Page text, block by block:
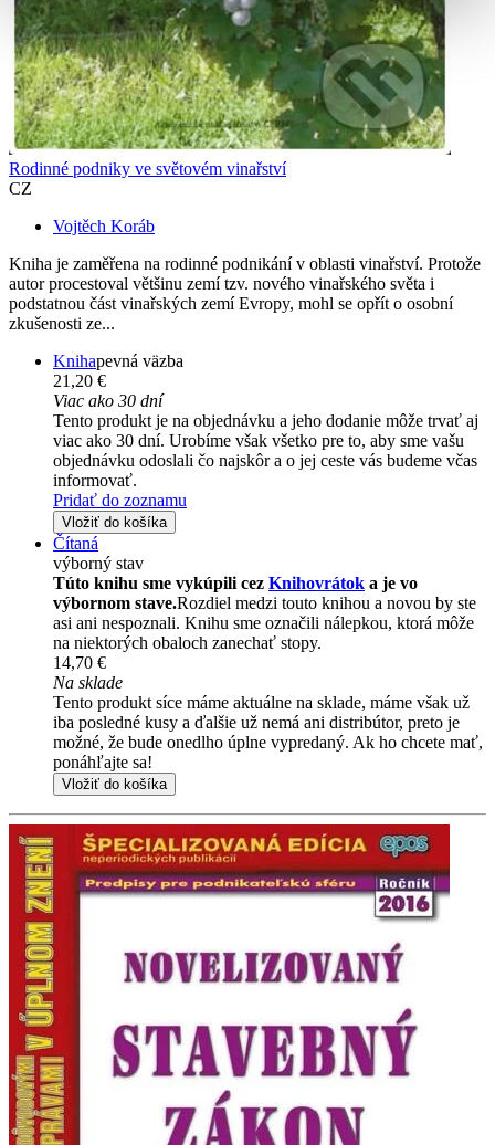
Rodinné podniky ve světovém vinařství
CZ
Vojtěch Koráb
Kniha je zaměřena na rodinné podnikání v oblasti vinařství. Protože
autor procestoval většinu zemí tzv. nového vinařského světa i
podstatnou část vinařských zemí Evropy, mohl se opřít o osobní
zkušenosti ze...
Knihapevná väzba
21,20 €
Viac ako 30 dní
Tento produkt je na objednávku a jeho dodanie môže trvať aj
viac ako 30 dní. Urobíme však všetko pre to, aby sme vašu
objednávku odoslali čo najskôr a o jej ceste vás budeme včas
informovať.
Pridať do zoznamu
Vložiť do košíka
Čítaná
výborný stav
Túto knihu sme vykúpili cez Knihovrátok a je vo
výbornom stave.Rozdiel medzi touto knihou a novou by ste
asi ani nespoznali. Knihu sme označili nálepkou, ktorá môže
na niektorých obaloch zanechať stopy.
14,70 €
Na sklade
Tento produkt síce máme aktuálne na sklade, máme však už
iba posledné kusy a ďalšie už nemá ani distribútor, preto je
možné, že bude onedlho úplne vypredaný. Ak ho chcete mať,
ponáhľajte sa!
Vložiť do košíka